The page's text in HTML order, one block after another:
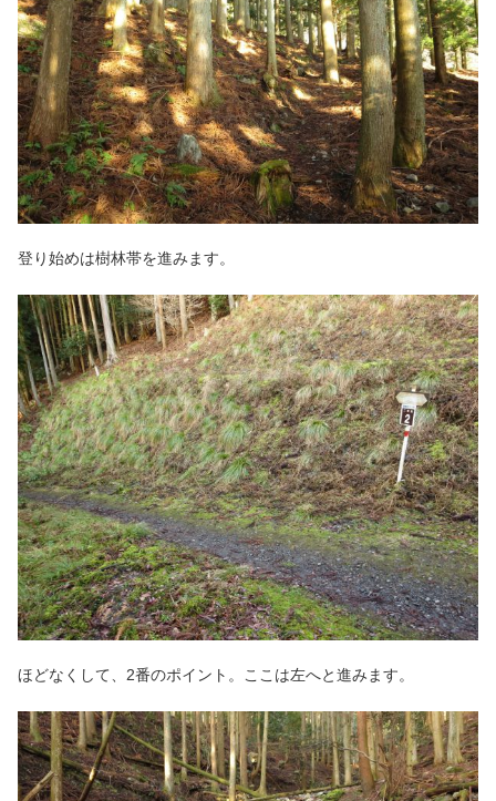
登り始めは樹林帯を進みます。
ほどなくして、2番のポイント。ここは左へと進みます。